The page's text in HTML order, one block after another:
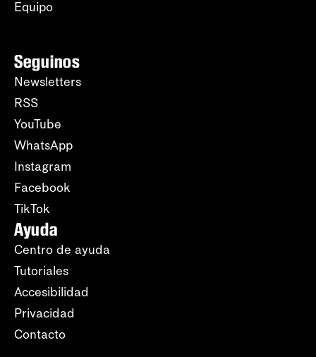
Equipo
Seguinos
Newsletters
RSS
YouTube
WhatsApp
Instagram
Facebook
TikTok
Ayuda
Centro de ayuda
Tutoriales
Accesibilidad
Privacidad
Contacto